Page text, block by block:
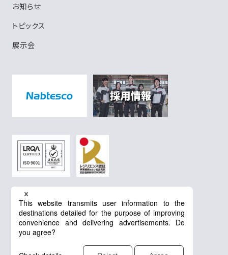
お知らせ
トピックス
展示会
プライバシーポリシー
Cookieポリシー
GDPRに関するプライバシーポリシー